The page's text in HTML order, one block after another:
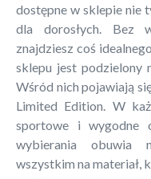
dostępne w sklepie nie
dla dorosłych. Bez
znajdziesz coś
sklepu jest podzielony
Wśród nich pojawiają
Limited Edition. W
sportowe i wygodne
wybierania obuwia
wszystkim na materiał,